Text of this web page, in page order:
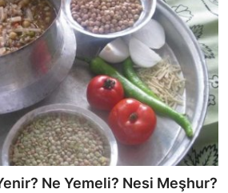
Ne Yemeli? Nesi Meşhur?